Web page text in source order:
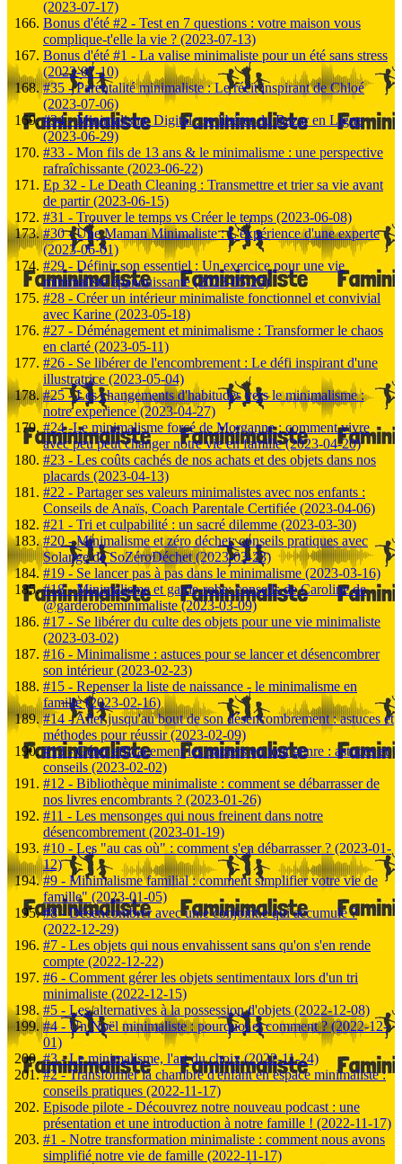
(2023-07-17)
Bonus d'été #2 - Test en 7 questions : votre maison vous
complique-t'elle la vie ? (2023-07-13)
Bonus d'été #1 - La valise minimaliste pour un été sans stress
(2023-07-10)
#35 - Parentalité minimaliste : Le récit inspirant de Chloé
(2023-07-06)
#34 - Minimalisme Digital : se libérer du Bazar en Ligne
(2023-06-29)
#33 - Mon fils de 13 ans & le minimalisme : une perspective
rafraîchissante (2023-06-22)
Ep 32 - Le Death Cleaning : Transmettre et trier sa vie avant
de partir (2023-06-15)
#31 - Trouver le temps vs Créer le temps (2023-06-08)
#30 - Une Maman Minimaliste : L'expérience d'une experte
(2023-06-01)
#29 - Définir son essentiel : Un exercice pour une vie
minimaliste épanouissante (2023-05-25)
#28 - Créer un intérieur minimaliste fonctionnel et convivial
avec Karine (2023-05-18)
#27 - Déménagement et minimalisme : Transformer le chaos
en clarté (2023-05-11)
#26 - Se libérer de l'encombrement : Le défi inspirant d'une
illustratrice (2023-05-04)
#25 - Les changements d'habitudes vers le minimalisme :
notre experience (2023-04-27)
#24 -Le minimalisme forcé de Morganne : comment vivre
avec peu peut changer notre vie en famille (2023-04-20)
#23 - Les coûts cachés de nos achats et des objets dans nos
placards (2023-04-13)
#22 - Partager ses valeurs minimalistes avec nos enfants :
Conseils de Anaïs, Coach Parentale Certifiée (2023-04-06)
#21 - Tri et culpabilité : un sacré dilemme (2023-03-30)
#20 - Minimalisme et zéro déchet: conseils pratiques avec
Solange de SoZéroDéchet (2023-03-23)
#19 - Se lancer pas à pas dans le minimalisme (2023-03-16)
#18 - Minimalisme et garde-robe: conseils de Caroline de
@garderobeminimaliste (2023-03-09)
#17 - Se libérer du culte des objets pour une vie minimaliste
(2023-03-02)
#16 - Minimalisme : astuces pour se lancer et désencombrer
son intérieur (2023-02-23)
#15 - Repenser la liste de naissance - le minimalisme en
famille (2023-02-16)
#14 - Aller jusqu'au bout de son désencombrement : astuces et
méthodes pour réussir (2023-02-09)
#13 - Gérer efficacement les papiers en tout genre : astuces et
conseils (2023-02-02)
#12 - Bibliothèque minimaliste : comment se débarrasser de
nos livres encombrants ? (2023-01-26)
#11 - Les mensonges qui nous freinent dans notre
désencombrement (2023-01-19)
#10 - Les "au cas où" : comment s'en débarrasser ? (2023-01-
12)
#9 - Minimalisme familial : comment simplifier votre vie de
famille" (2023-01-05)
#8 - Désencombrer avec un.e conjoint.e qui accumule ?
(2022-12-29)
#7 - Les objets qui nous envahissent sans qu'on s'en rende
compte (2022-12-22)
#6 - Comment gérer les objets sentimentaux lors d'un tri
minimaliste (2022-12-15)
#5 - Les alternatives à la possession d'objets (2022-12-08)
#4 - Un Noël minimaliste : pourquoi et comment ? (2022-12-
01)
#3 - Le minimalisme, l'art du choix (2022-11-24)
#2 - Transformer la chambre d'enfant en espace minimaliste :
conseils pratiques (2022-11-17)
Episode pilote - Découvrez notre nouveau podcast : une
présentation et une introduction à notre famille ! (2022-11-17)
#1 - Notre transformation minimaliste : comment nous avons
simplifié notre vie de famille (2022-11-17)